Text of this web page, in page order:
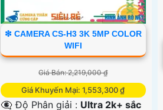
❇ CAMERA CS-H3 3K 5MP COLOR
WIFI
Giá Bán: 2,219,000 ₫
Giá Khuyến Mại: 1,553,300 ₫
👁️‍🗨 Độ Phân giải : Ultra 2k+ sắc